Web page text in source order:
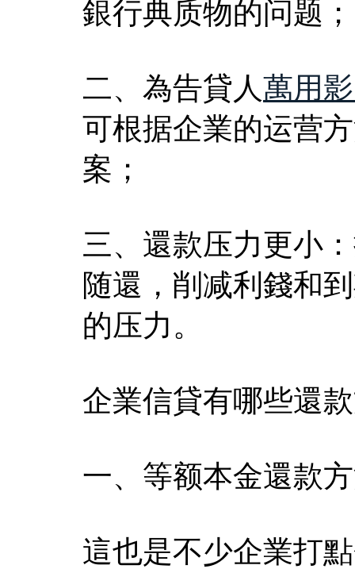
銀行典质物的问题；
二、為告貸人萬用
可根据企業的运营
案；
三、還款压力更小
随還，削减利錢和
的压力。
企業信貸有哪些還
一、等额本金還款
這也是不少企業打